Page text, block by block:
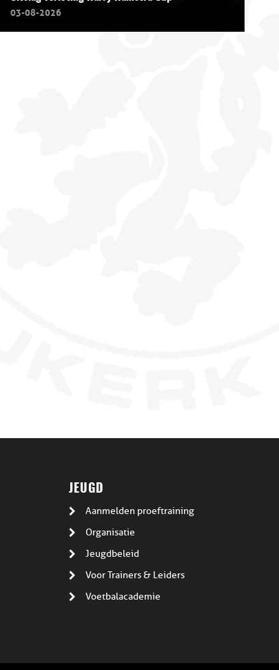
03-08-2026
JEUGD
Aanmelden proeftraining
Organisatie
Jeugdbeleid
Voor Trainers & Leiders
Voetbalacademie